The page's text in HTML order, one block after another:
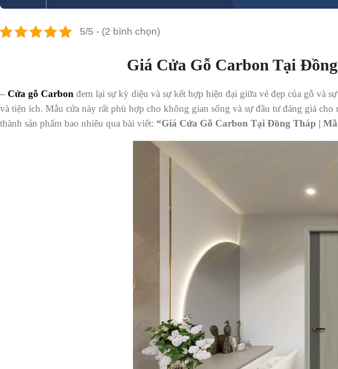
5/5 - (2 bình chọn)
Giá Cửa Gỗ Carbon Tại
– Cửa gỗ Carbon đem lại sự kỳ diệu và sự kết hợp hiện đại giữa vẻ đẹp của gỗ và
và tiện ích. Mẫu cửa này rất phù hợp cho không gian sống và sự đầu tư đáng giá
thành sản phẩm bao nhiêu qua bài viết: “Giá Cửa Gỗ Carbon Tại Đồng Tháp |